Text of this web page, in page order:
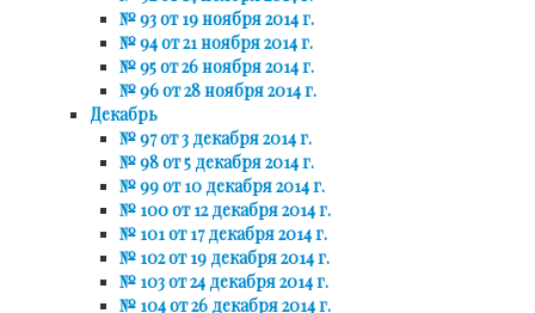
№ 93 от 19 ноября 2014 г.
№ 94 от 21 ноября 2014 г.
№ 95 от 26 ноября 2014 г.
№ 96 от 28 ноября 2014 г.
Декабрь
№ 97 от 3 декабря 2014 г.
№ 98 от 5 декабря 2014 г.
№ 99 от 10 декабря 2014 г.
№ 100 от 12 декабря 2014 г.
№ 101 от 17 декабря 2014 г.
№ 102 от 19 декабря 2014 г.
№ 103 от 24 декабря 2014 г.
№ 104 от 26 декабря 2014 г.